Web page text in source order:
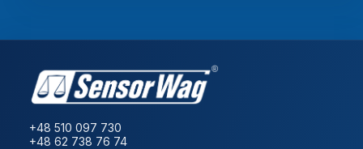
+48 510 097 730
+48 62 738 76 74